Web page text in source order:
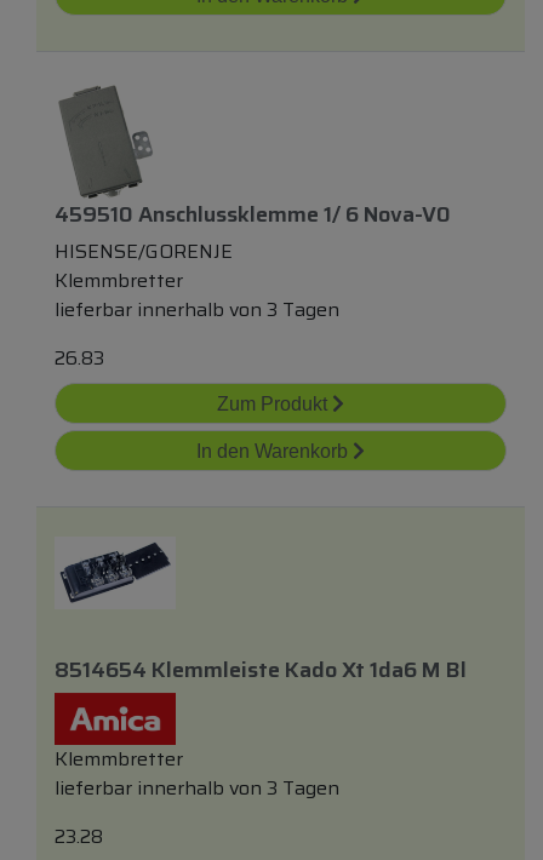
459510 Anschlussklemme 1/ 6 Nova-V0
HISENSE/GORENJE
Klemmbretter
lieferbar innerhalb von 3 Tagen
26.83
Zum Produkt
In den Warenkorb
8514654 Klemmleiste Kado Xt 1da6 M Bl
Klemmbretter
lieferbar innerhalb von 3 Tagen
23.28